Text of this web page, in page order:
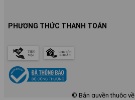
© Bản quyền thuộc về
PHƯƠNG THỨC THANH TOÁN